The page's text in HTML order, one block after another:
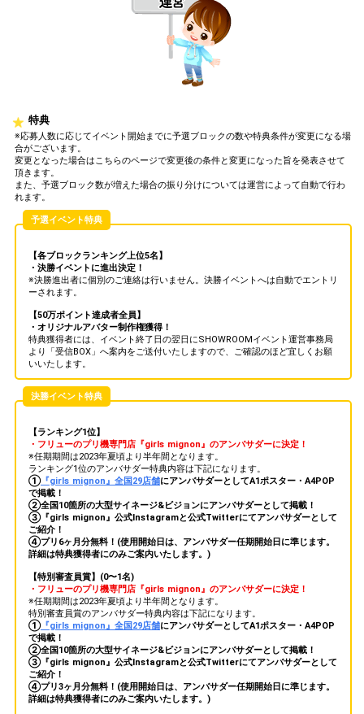
特典
※応募人数に応じてイベント開始までに予選ブロックの数や特典条件が変更になる場
合がございます。
変更となった場合はこちらのページで変更後の条件と変更になった旨を発表させて
頂きます。
また、予選ブロック数が増えた場合の振り分けについては運営によって自動で行わ
れます。
予選イベント特典
【各ブロックランキング上位5名】
・決勝イベントに進出決定！
※決勝進出者に個別のご連絡は行いません。決勝イベントへは自動でエントリ
ーされます。
【50万ポイント達成者全員】
・オリジナルアバター制作権獲得！
特典獲得者には、イベント終了日の翌日にSHOWROOMイベント運営事務局
より「受信BOX」へ案内をご送付いたしますので、ご確認のほど宜しくお願
いいたします。
決勝イベント特典
【ランキング1位】
・フリューのプリ機専門店『girls mignon』のアンバサダーに決定！
※任期期間は2023年夏頃より半年間となります。
ランキング1位のアンバサダー特典内容は下記になります。
①『girls mignon』全国29店舗にアンバサダーとしてA1ポスター・A4POP
で掲載！
②全国10箇所の大型サイネージ&ビジョンにアンバサダーとして掲載！
③『girls mignon』公式Instagramと公式Twitterにてアンバサダーとして
ご紹介！
④プリ6ヶ月分無料！(使用開始日は、アンバサダー任期開始日に準じます。
詳細は特典獲得者にのみご案内いたします。)
【特別審査員賞】(0〜1名)
・フリューのプリ機専門店『girls mignon』のアンバサダーに決定！
※任期期間は2023年夏頃より半年間となります。
特別審査員賞のアンバサダー特典内容は下記になります。
①『girls mignon』全国29店舗にアンバサダーとしてA1ポスター・A4POP
で掲載！
②全国10箇所の大型サイネージ&ビジョンにアンバサダーとして掲載！
③『girls mignon』公式Instagramと公式Twitterにてアンバサダーとして
ご紹介！
④プリ3ヶ月分無料！(使用開始日は、アンバサダー任期開始日に準じます。
詳細は特典獲得者にのみご案内いたします。)